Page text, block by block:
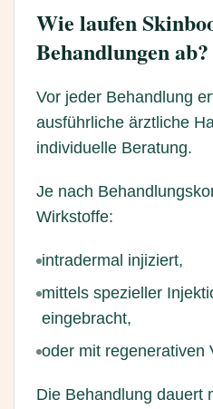
Wie laufen
Behandlungen ab?
Vor jeder Behandlung
ausführliche ärztliche
individuelle Beratung.
Je nach
Wirkstoffe:
intradermal injiziert,
mittels spezieller
eingebracht,
oder mit regenerativen
Die Behandlung dauert